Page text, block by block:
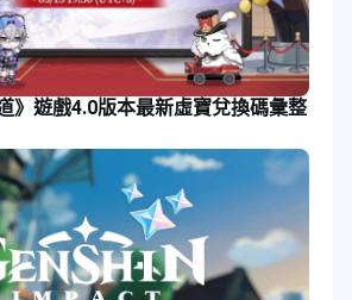
》遊戲4.0版本最新虛寶兌換碼彙整